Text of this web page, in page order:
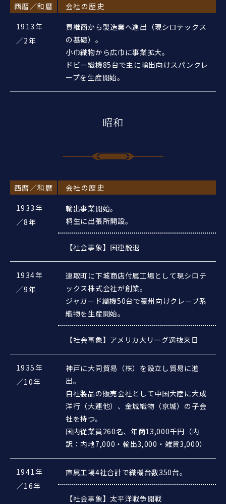
西暦／和暦
会社の歴史
1913年
／2年
買継商から製造業へ進出（現シロテックス
の基礎）。
小巾織物から広巾に事業拡大。
ドビー織機85台で主に輸出向けスパンクレ
ープを生産開始。
昭和
西暦／和暦
会社の歴史
1933年
／8年
輸出事業開始。
桐生に出張所開設。
【社会事象】国連脱退
1934年
／9年
連取町に下城商店付属工場として現シロテ
ックス株式会社が創業。
ジャガード織機50台で豪州向けクレープ系
織物を生産開始。
【社会事象】アメリカ大リーグ選抜来日
1935年
／10年
神戸に大同貿易（株）を設立し貿易に進
出。
自社製品の販売会社として中国大陸に大成
洋行（大連他）、金城織物（京城）の子会
社を持つ。
国内従業員260名、年商13,000千円（内
訳：内地7,000・輸出3,000・雑貨3,000）
1941年
／16年
直属工場4社合計で織機台数350台。
【社会事象】太平洋戦争開戦